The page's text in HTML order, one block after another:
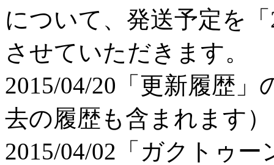
について、発送予定を
させていただきます。
2015/04/20 「更新履歴
去の履歴も含まれます）
2015/04/02 「ガクトゥ